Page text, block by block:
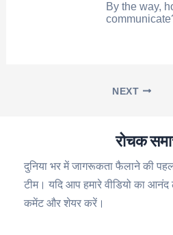
By the way,
NEXT
रोचक
दुनिया भर में जागरूकता फैलाने की
टीम। यदि आप हमारे वीडियो का
कमेंट और शेयर करें।